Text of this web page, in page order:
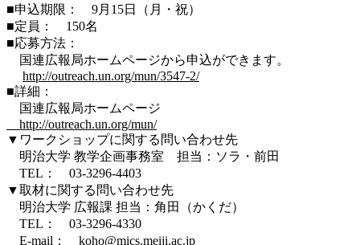
■申込期限： 9月15日（月・祝）
■定員： 150名
■応募方法：
国連広報局ホームページから申込ができます。
http://outreach.un.org/mun/3547-2/
■詳細：
国連広報局ホームページ
http://outreach.un.org/mun/
▼ワークショップに関する問い合わせ先
明治大学 教学企画事務室 担当：ソラ・前田
TEL： 03-3296-4403
▼取材に関する問い合わせ先
明治大学 広報課 担当：角田（かくだ）
TEL： 03-3296-4330
E-mail： koho@mics.meiji.ac.jp